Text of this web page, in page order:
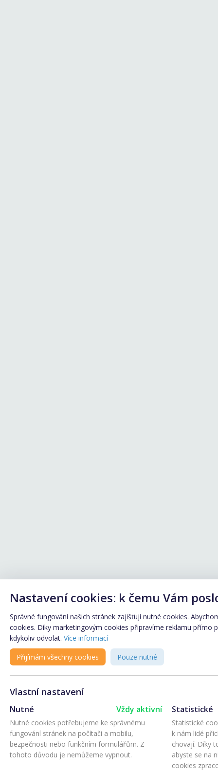
Nastavení cookies: k čemu Vám
Správné fungování našich stránek zajišťují nutné cookies.
cookies. Díky marketingovým cookies připravíme reklamu přímo
kdykoliv odvolat. Více informací
Přijímám všechny cookies Pouze nutné
Vlastní nastavení
Nutné Vždy aktivní
Nutné cookies potřebujeme ke správnému
fungování stránek na počítači a mobilu,
bezpečnosti nebo funkčním formulářům. Z
tohoto důvodu je nemůžeme vypnout.
Statistické
Statistické
k nám lidé
chovají. Díky
abyste se na
cookies